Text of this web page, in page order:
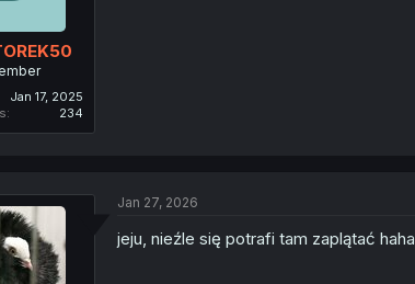
Jan 17, 2025
234
Jan 27, 2026
jeju, nieźle się potrafi tam zaplątać haha